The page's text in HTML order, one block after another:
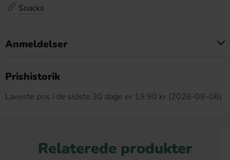
Snacks
Anmeldelser
Prishistorik
Laveste pris i de sidste 30 dage er 19.90 kr (2026-08-06)
Relaterede produkter